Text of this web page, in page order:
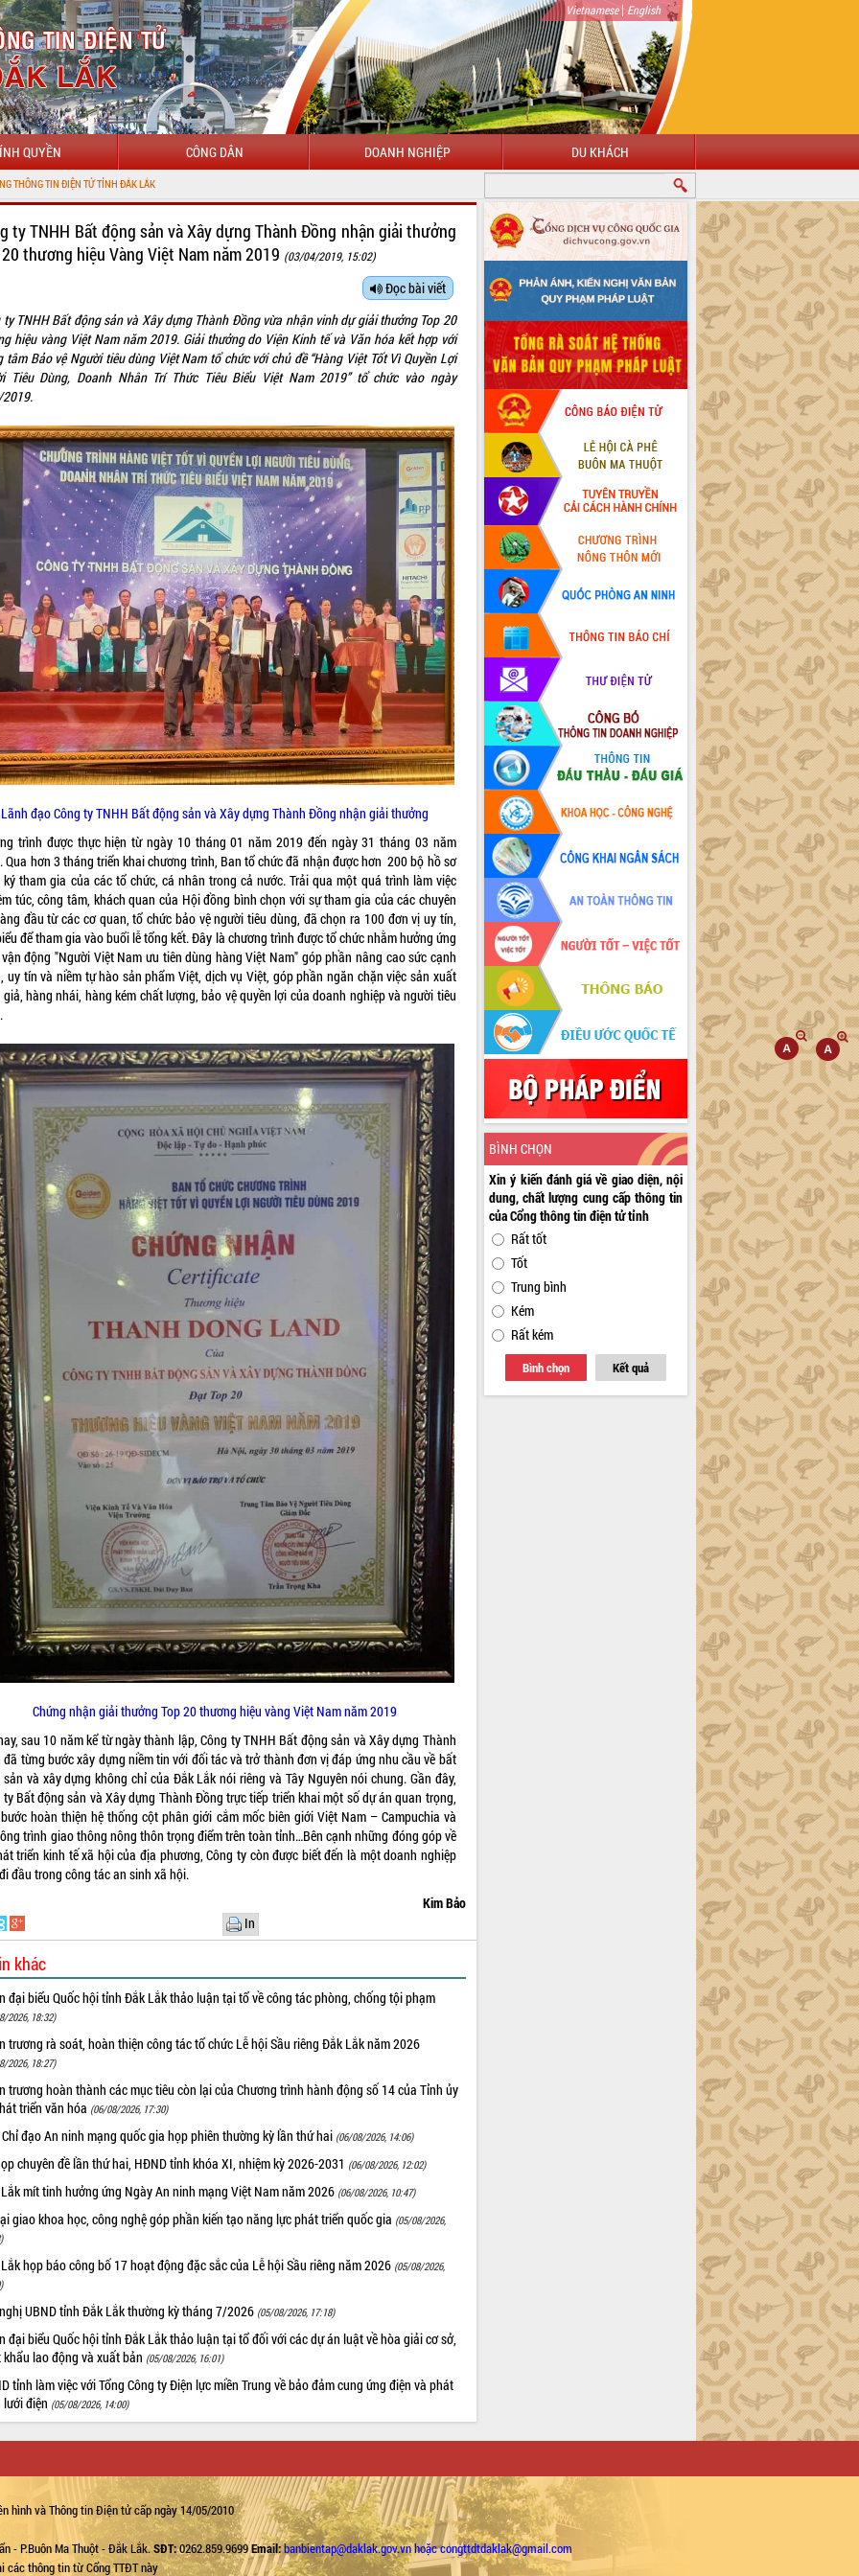
Vietnamese| English
QUYỀN CÔNG DÂN DOANH NGHIỆP DU KHÁCH
CHÀO MỪNG ĐẾN VỚI CỔNG THÔNG TIN ĐIỆN TỬ TỈNH ĐẮK LẮK
ty TNHH Bất động sản và Xây dựng Thành Đồng nhận giải thưởng
thương hiệu Vàng Việt Nam năm 2019 (03/04/2019, 15:02)
Đọc bài viết
ty TNHH Bất động sản và Xây dựng Thành Đồng vừa nhận vinh dự giải thưởng Top 20
hiệu vàng Việt Nam năm 2019. Giải thưởng do Viện Kinh tế và Văn hóa kết hợp với
tâm Bảo vệ Người tiêu dùng Việt Nam tổ chức với chủ đề “Hàng Việt Tốt Vì Quyền Lợi
Tiêu Dùng, Doanh Nhân Trí Thức Tiêu Biểu Việt Nam 2019” tổ chức vào ngày
Lãnh đạo Công ty TNHH Bất động sản và Xây dựng Thành Đồng nhận giải thưởng
trình được thực hiện từ ngày 10 tháng 01 năm 2019 đến ngày 31 tháng 03 năm
Qua hơn 3 tháng triển khai chương trình, Ban tổ chức đã nhận được hơn 200 bộ hồ sơ
ký tham gia của các tổ chức, cá nhân trong cả nước. Trải qua một quá trình làm việc
túc, công tâm, khách quan của Hội đồng bình chọn với sự tham gia của các chuyên
đầu từ các cơ quan, tổ chức bảo vệ người tiêu dùng, đã chọn ra 100 đơn vị uy tín,
để tham gia vào buổi lễ tổng kết. Đây là chương trình được tổ chức nhằm hưởng ứng
động "Người Việt Nam ưu tiên dùng hàng Việt Nam" góp phần nâng cao sức cạnh
uy tín và niềm tự hào sản phẩm Việt, dịch vụ Việt, góp phần ngăn chặn việc sản xuất
hàng nhái, hàng kém chất lượng, bảo vệ quyền lợi của doanh nghiệp và người tiêu
Chứng nhận giải thưởng Top 20 thương hiệu vàng Việt Nam năm 2019
sau 10 năm kể từ ngày thành lập, Công ty TNHH Bất động sản và Xây dựng Thành
từng bước xây dựng niềm tin với đối tác và trở thành đơn vị đáp ứng nhu cầu về bất
và xây dựng không chỉ của Đắk Lắk nói riêng và Tây Nguyên nói chung. Gần đây,
ty Bất động sản và Xây dựng Thành Đồng trực tiếp triển khai một số dự án quan trọng,
hoàn thiện hệ thống cột phân giới cắm mốc biên giới Việt Nam – Campuchia và
trình giao thông nông thôn trọng điểm trên toàn tỉnh…Bên cạnh những đóng góp về
triển kinh tế xã hội của địa phương, Công ty còn được biết đến là một doanh nghiệp
đầu trong công tác an sinh xã hội.
Kim Bảo
In
khác
đại biểu Quốc hội tỉnh Đắk Lắk thảo luận tại tổ về công tác phòng, chống tội phạm
2026, 18:32)
trương rà soát, hoàn thiện công tác tổ chức Lễ hội Sầu riêng Đắk Lắk năm 2026
2026, 18:27)
trương hoàn thành các mục tiêu còn lại của Chương trình hành động số 14 của Tỉnh ủy
triển văn hóa (06/08/2026, 17:30)
đạo An ninh mạng quốc gia họp phiên thường kỳ lần thứ hai (06/08/2026, 14:06)
chuyên đề lần thứ hai, HĐND tỉnh khóa XI, nhiệm kỳ 2026-2031 (06/08/2026, 12:02)
mít tinh hưởng ứng Ngày An ninh mạng Việt Nam năm 2026 (06/08/2026, 10:47)
giao khoa học, công nghệ góp phần kiến tạo năng lực phát triển quốc gia (05/08/2026,
họp báo công bố 17 hoạt động đặc sắc của Lễ hội Sầu riêng năm 2026 (05/08/2026,
UBND tỉnh Đắk Lắk thường kỳ tháng 7/2026 (05/08/2026, 17:18)
đại biểu Quốc hội tỉnh Đắk Lắk thảo luận tại tổ đối với các dự án luật về hòa giải cơ sở,
khẩu lao động và xuất bản (05/08/2026, 16:01)
tỉnh làm việc với Tổng Công ty Điện lực miền Trung về bảo đảm cung ứng điện và phát
lưới điện (05/08/2026, 14:00)
BÌNH CHỌN
Xin ý kiến đánh giá về giao diện, nội
dung, chất lượng cung cấp thông tin
của Cổng thông tin điện tử tỉnh
Rất tốt
Tốt
Trung bình
Kém
Rất kém
Bình chọn Kết quả
hình và Thông tin Điện tử cấp ngày 14/05/2010
- P.Buôn Ma Thuột - Đắk Lắk.SĐT:0262.859.9699Email:banbientap@daklak.gov.vn hoặc congttdtdaklak@gmail.com
các thông tin từ Cổng TTĐT này